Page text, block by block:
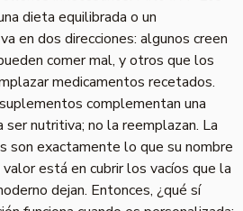
dieta equilibrada o un
en dos direcciones: algunos creen
comer mal, y otros que los
medicamentos recetados.
complementan una
ser nutritiva; no la reemplazan. La
son exactamente lo que su nombre
está en cubrir los vacíos que la
dejan. Entonces, ¿qué sí